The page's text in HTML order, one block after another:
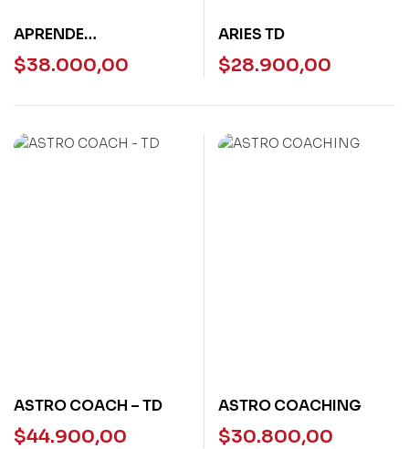
APRENDE
ASTROLOGIA,
ALBATROS
$38.000,00
ARIES TD
$28.900,00
ASTRO COACH – TD
$44.900,00
ASTRO COACHING
$30.800,00